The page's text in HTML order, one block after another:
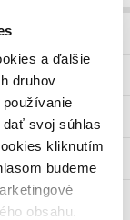
a ďalšie
druhov
svoj súhlas
kliknutím
budeme
obsahu.